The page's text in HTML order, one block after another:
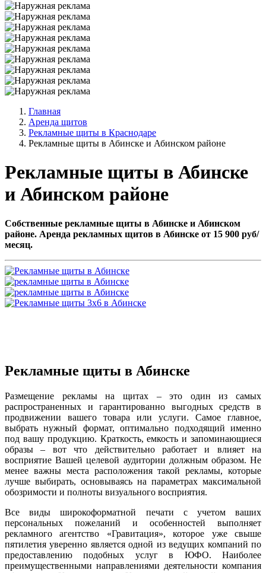
Главная
Аренда щитов
Рекламные щиты в Краснодаре
Рекламные щиты в Абинске и Абинском районе
Рекламные щиты в Абинске
и Абинском районе
Собственные рекламные щиты в Абинске и Абинском
районе. Аренда рекламных щитов в Абинске от 15 900 руб/
месяц.
Рекламные щиты в Абинске
Размещение рекламы на щитах – это один из самых
распространенных и гарантированно выгодных средств в
продвижении вашего товара или услуги. Самое главное,
выбрать нужный формат, оптимально подходящий именно
под вашу продукцию. Краткость, емкость и запоминающиеся
образы – вот что действительно работает и влияет на
восприятие Вашей целевой аудитории должным образом. Не
менее важны места расположения такой рекламы, которые
лучше выбирать, основываясь на параметрах максимальной
обозримости и полноты визуального восприятия.
Все виды широкоформатной печати с учетом ваших
персональных пожеланий и особенностей выполняет
рекламного агентство «Гравитация», которое уже свыше
пятилетия уверенно является одной из ведущих компаний по
предоставлению подобных услуг в ЮФО. Наиболее
преимущественными направлениями деятельности компания